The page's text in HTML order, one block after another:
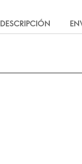
DESCRIPCIÓN